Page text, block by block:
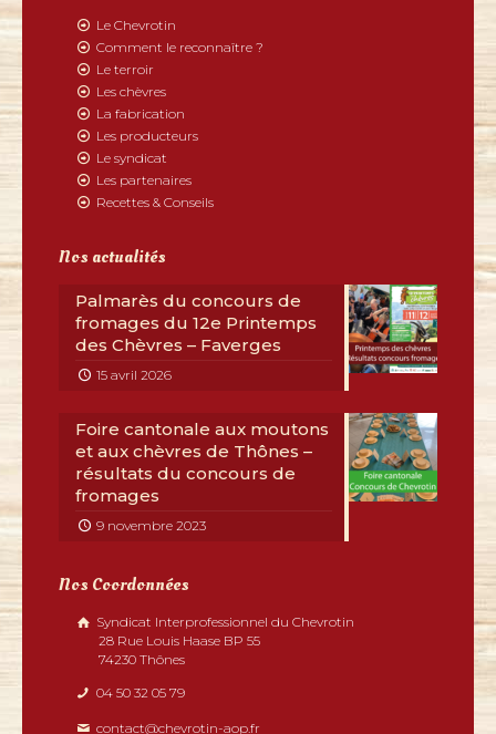
Le Chevrotin
Comment le reconnaître ?
Le terroir
Les chèvres
La fabrication
Les producteurs
Le syndicat
Les partenaires
Recettes & Conseils
Nos actualités
Palmarès du concours de
fromages du 12e Printemps
des Chèvres – Faverges
15 avril 2026
Foire cantonale aux moutons
et aux chèvres de Thônes –
résultats du concours de
fromages
9 novembre 2023
Nos Coordonnées
Syndicat Interprofessionnel du Chevrotin
28 Rue Louis Haase BP 55
74230 Thônes
04 50 32 05 79
contact@chevrotin-aop.fr